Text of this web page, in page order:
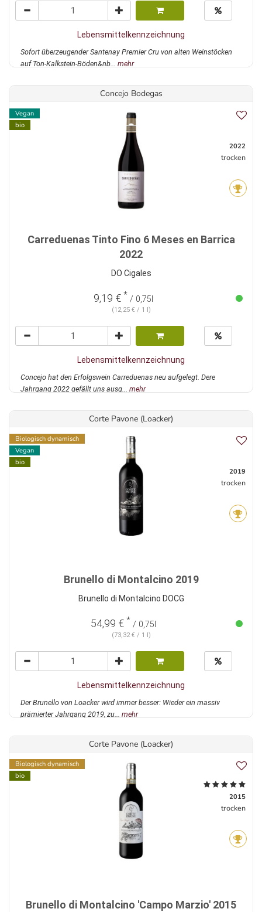
Lebensmittelkennzeichnung
Sofort überzeugender Santenay Premier Cru von alten Weinstöcken
auf Ton-Kalkstein-Böden&nb... mehr
Concejo Bodegas
Vegan
bio
2022
trocken
Carreduenas Tinto Fino 6 Meses en Barrica
2022
DO Cigales
9,19 € * / 0,75l
(12,25 € / 1 l)
Lebensmittelkennzeichnung
Concejo hat den Erfolgswein Carreduenas neu aufgelegt. Dere
Jahrgang 2022 gefällt uns ausg... mehr
Corte Pavone (Loacker)
Biologisch dynamisch
Vegan
bio
2019
trocken
Brunello di Montalcino 2019
Brunello di Montalcino DOCG
54,99 € * / 0,75l
(73,32 € / 1 l)
Lebensmittelkennzeichnung
Der Brunello von Loacker wird immer besser: Wieder ein massiv
prämierter Jahrgang 2019, zu... mehr
Corte Pavone (Loacker)
Biologisch dynamisch
bio
2015
trocken
Brunello di Montalcino 'Campo Marzio' 2015